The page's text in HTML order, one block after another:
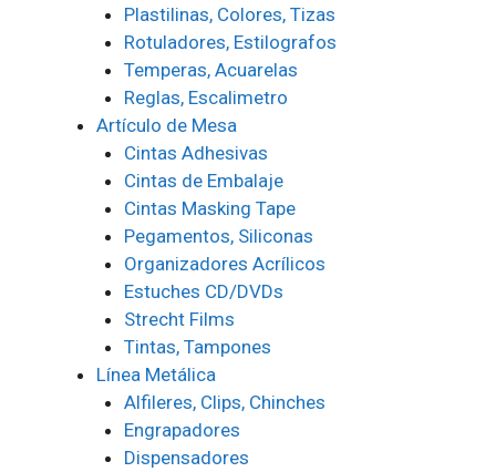
Plastilinas, Colores, Tizas
Rotuladores, Estilografos
Temperas, Acuarelas
Reglas, Escalimetro
Artículo de Mesa
Cintas Adhesivas
Cintas de Embalaje
Cintas Masking Tape
Pegamentos, Siliconas
Organizadores Acrílicos
Estuches CD/DVDs
Strecht Films
Tintas, Tampones
Línea Metálica
Alfileres, Clips, Chinches
Engrapadores
Dispensadores